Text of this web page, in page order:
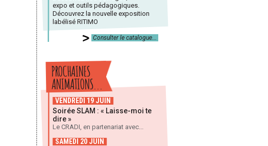
expo et outils pédagogiques.
Découvrez la nouvelle exposition
labélisé RITIMO
Consulter le catalogue...
PROCHAINES
ANIMATIONS...
VENDREDI 19 JUIN
Soirée SLAM : « Laisse-moi te
dire »
Le CRADI, en partenariat avec...
SAMEDI 20 JUIN